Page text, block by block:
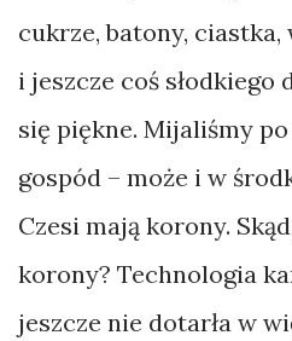
cukrze, batony,
i jeszcze coś słodkiego
się piękne. Mijaliśmy
gospód – może i w
Czesi mają korony.
korony? Technologia
jeszcze nie dotarła w